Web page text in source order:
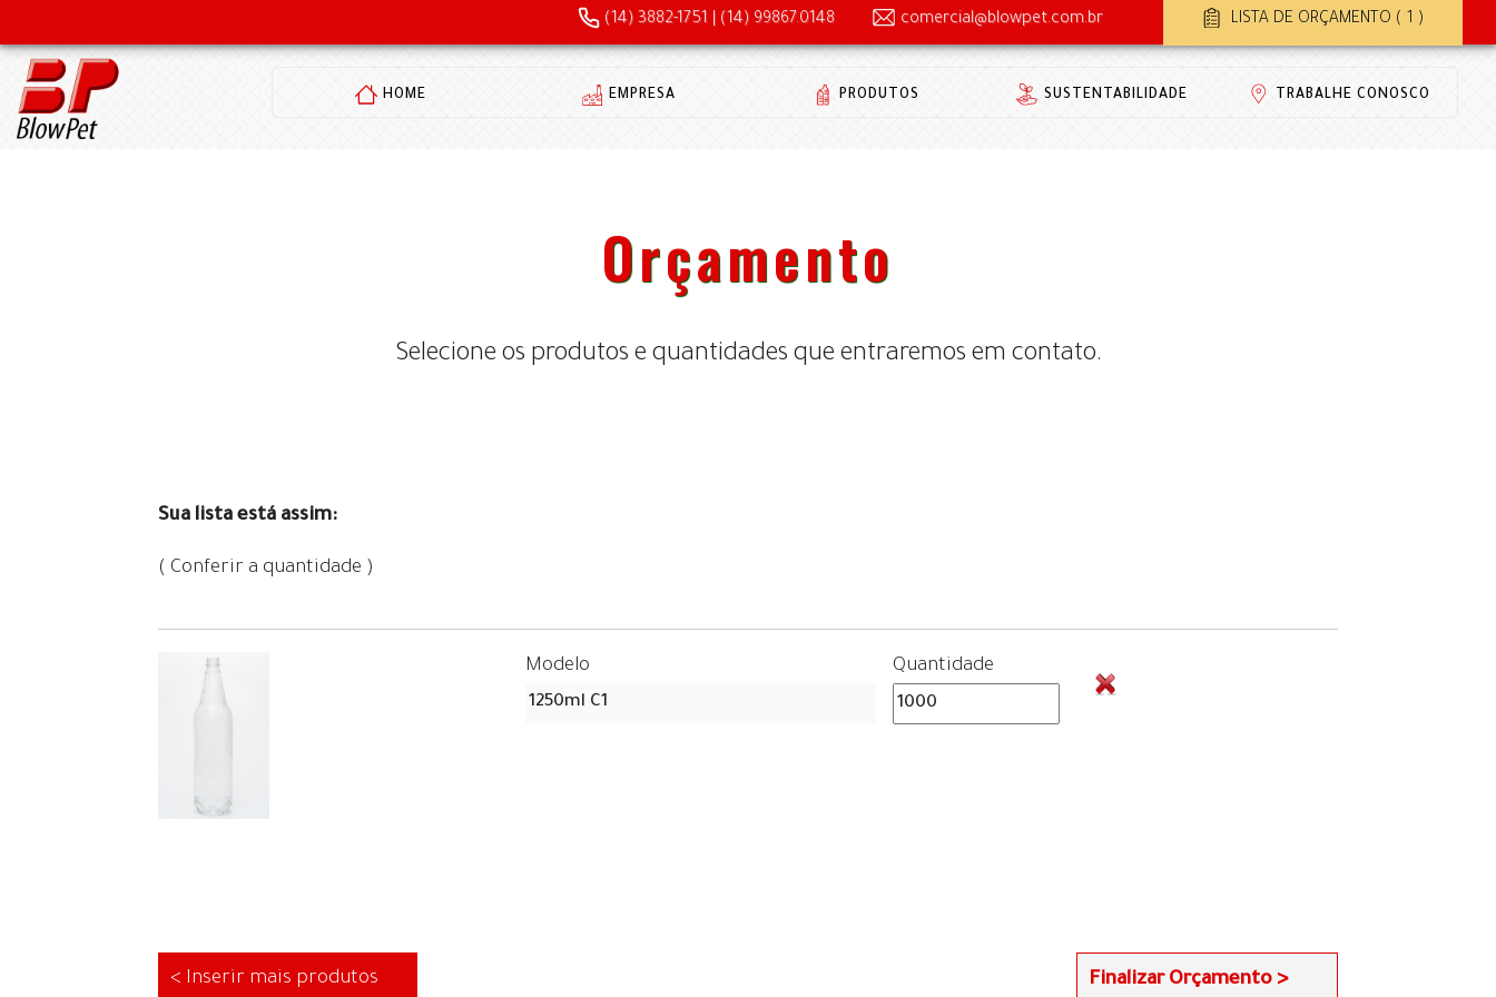
(14) 3882-1751 (14) 99867.0148 comercial@blowpet.com.br LISTA DE ORÇAMENTO ( 1 )
HOME EMPRESA PRODUTOS SUSTENTABILIDADE TRABALHE CONOSCO
Orçamento
Selecione os produtos e quantidades que entraremos em contato.
Sua lista está assim:
( Conferir a quantidade )
Modelo Quantidade
< Inserir mais produtos Finalizar Orçamento >